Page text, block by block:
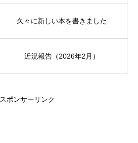
久々に新しい本を書きました
近況報告（2026年2月）
スポンサーリンク